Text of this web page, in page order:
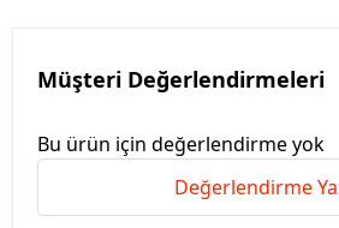
Müşteri Değerlendirmeleri
Bu ürün için değerlendirme yok
Değerlendirme